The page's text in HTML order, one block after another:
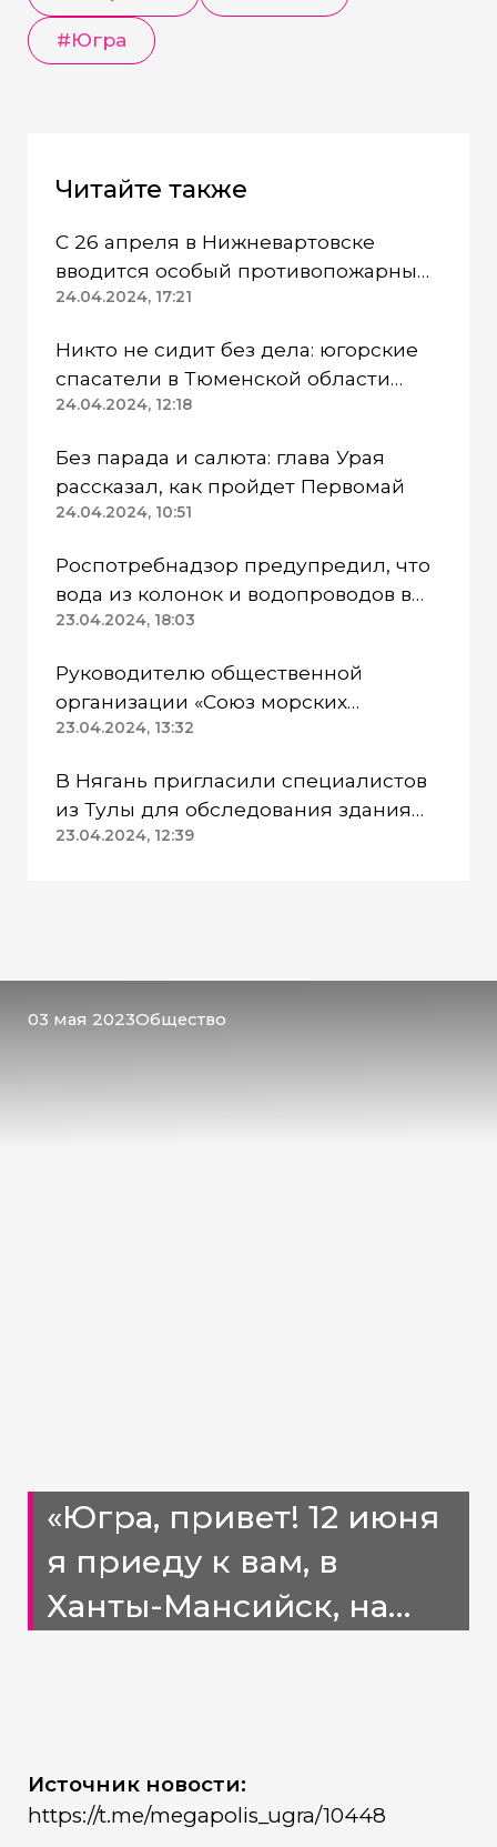
#Югра
Читайте также
С 26 апреля в Нижневартовске
вводится особый противопожарный
режим
24.04.2024, 17:21
Никто не сидит без дела: югорские
спасатели в Тюменской области
работают в две смены
24.04.2024, 12:18
Без парада и салюта: глава Урая
рассказал, как пройдет Первомай
24.04.2024, 10:51
Роспотребнадзор предупредил, что
вода из колонок и водопроводов в
Казанском районе непригодна для
23.04.2024, 18:03
Руководителю общественной
организации «Союз морских
пехотинцев» Югры вынесли
23.04.2024, 13:32
В Нягань пригласили специалистов
из Тулы для обследования здания
ДК «Геолог»
23.04.2024, 12:39
03 мая 2023Общество
«Югра, привет! 12 июня
я приеду к вам, в
Ханты-Мансийск, на
Источник новости:
https://t.me/megapolis_ugra/10448